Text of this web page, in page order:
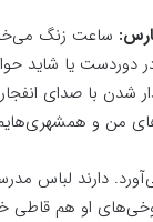
ساعت زنگ
یا شاید
شدن با صدای
من و
دارند لباس
او هم قاطی